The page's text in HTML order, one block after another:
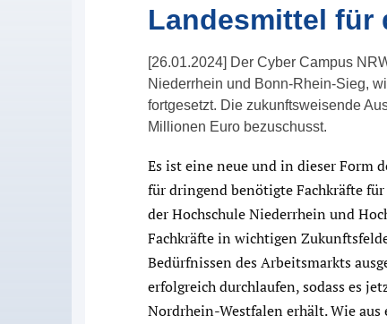
Landesmittel für
[26.01.2024] Der Cyber Campus
Niederrhein und Bonn-Rhein-Sieg,
fortgesetzt. Die zukunftsweisende
Millionen Euro bezuschusst.
Es ist eine neue und in dieser Form
für dringend benötigte Fachkräfte für
der Hochschule Niederrhein und
Fachkräfte in wichtigen
Bedürfnissen des Arbeitsmarkts
erfolgreich durchlaufen, sodass es
Nordrhein-Westfalen erhält. Wie aus